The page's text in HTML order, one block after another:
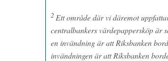
2 Ett område där vi däremot
centralbankers värdepappersköp är
en invändning är att Riksbanken
invändningen är att Riksbanken